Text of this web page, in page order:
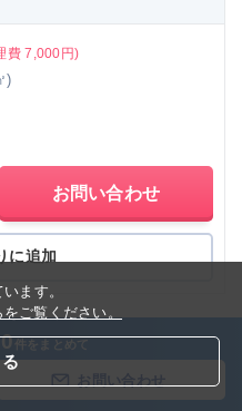
0件をまとめて
費 7,000円)
)
お問い合わせ
に追加
ます。
ご覧ください。